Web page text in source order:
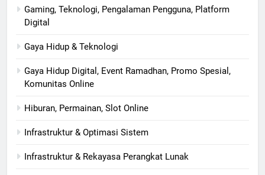
Gaming, Teknologi, Pengalaman Pengguna, Platform
Digital
Gaya Hidup & Teknologi
Gaya Hidup Digital, Event Ramadhan, Promo Spesial,
Komunitas Online
Hiburan, Permainan, Slot Online
Infrastruktur & Optimasi Sistem
Infrastruktur & Rekayasa Perangkat Lunak